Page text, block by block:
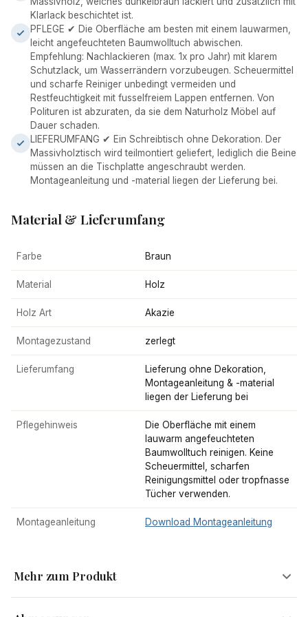
Klarlack beschichtet ist.
PFLEGE ✔ Die Oberfläche am besten mit einem lauwarmen,
leicht angefeuchteten Baumwolltuch abwischen.
Empfehlung: Nachlackieren (max. 1x pro Jahr) mit klarem
Schutzlack, um Wasserrändern vorzubeugen. Scheuermittel
und scharfe Reiniger unbedingt vermeiden und
Restfeuchtigkeit mit fusselfreiem Lappen entfernen. Von
Polituren ist abzuraten, da sie dem Naturholz Möbel auf
Dauer schaden.
LIEFERUMFANG ✔ Ein Schreibtisch ohne Dekoration. Der
Massivholztisch wird teilmontiert geliefert, lediglich die Beine
müssen an die Tischplatte angeschraubt werden.
Montageanleitung und -material liegen der Lieferung bei.
Material & Lieferumfang
Farbe Braun
Material Holz
Holz Art Akazie
Montagezustand zerlegt
Lieferumfang
Lieferung ohne Dekoration,
Montageanleitung & -material
liegen der Lieferung bei
Pflegehinweis
Die Oberfläche mit einem
lauwarm angefeuchteten
Baumwolltuch reinigen. Keine
Scheuermittel, scharfen
Reinigungsmittel oder tropfnasse
Tücher verwenden.
Montageanleitung Download Montageanleitung
Mehr zum Produkt